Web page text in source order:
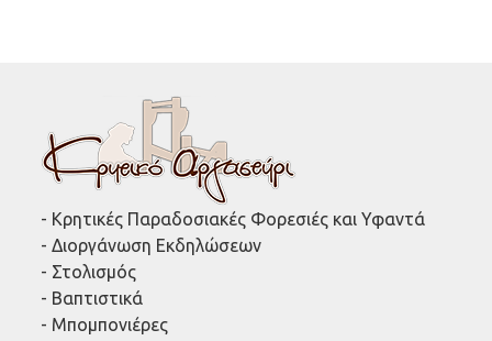
- Κρητικές Παραδοσιακές Φορεσιές και Υφαντά
- Διοργάνωση Εκδηλώσεων
- Στολισμός
- Βαπτιστικά
- Μπομπονιέρες